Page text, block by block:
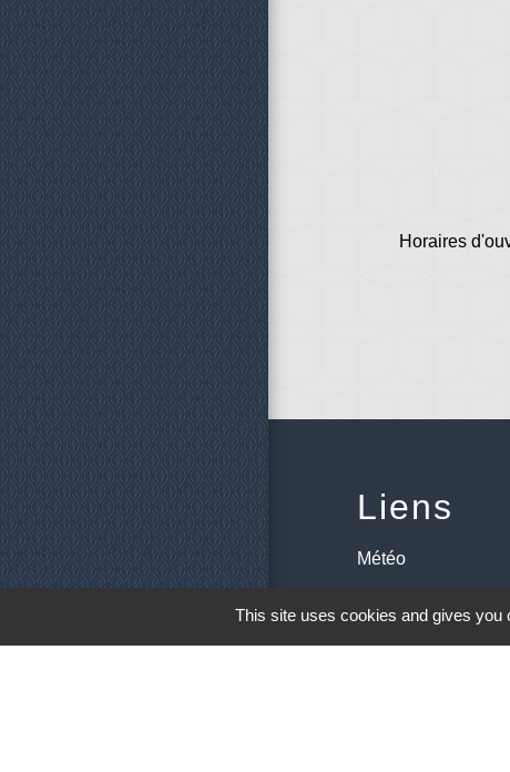
Horaires
Liens
Météo
Télégramme
This site uses cookies and gives